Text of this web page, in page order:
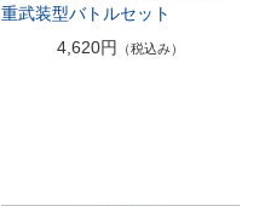
重武装型バトルセット
4,620円
（税込み）